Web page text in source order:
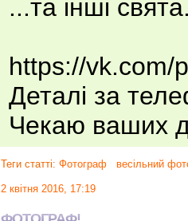
...та інші
https://vk.com/
Деталі за
Чекаю ваших
Теги статті: Фотограф весільний
2 квітня 2016, 17:19